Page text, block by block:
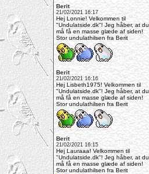
Berit
21/02/2021 16:17
Hej Lonnie! Velkommen til
"Undulatside.dk"! Jeg håber, at du
må få en masse glæde af siden!
Stor undulathilsen fra Berit
Berit
21/02/2021 16:16
Hej Lisbeth1975! Velkommen til
"Undulatside.dk"! Jeg håber, at du
må få en masse glæde af siden!
Stor undulathilsen fra Berit
Berit
21/02/2021 16:15
Hej Lauraaa! Velkommen til
"Undulatside.dk"! Jeg håber, at du
må få en masse glæde af siden!
Stor undulathilsen fra Berit